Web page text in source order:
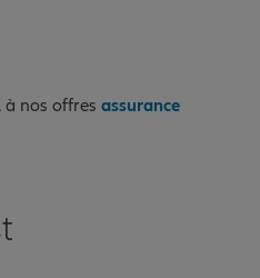
nos offres assurance